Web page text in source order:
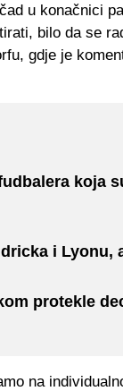
u konačnici
bilo da se
gdje je
koja
i Lyonu,
protekle
na